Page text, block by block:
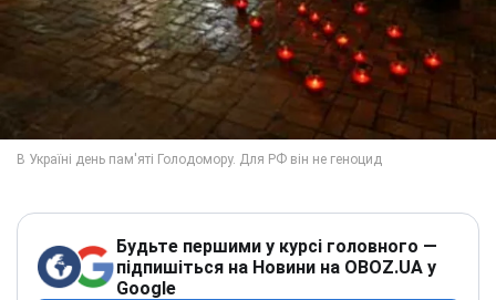
Будьте першими у курсі головного —
підпишіться на Новини на OBOZ.UA у
Google